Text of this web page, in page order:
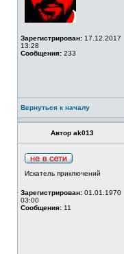
Зарегистрирован: 17.12.2017
13:28
Сообщения: 233
Вернуться к началу
Автор ak013
Искатель приключений
Зарегистрирован: 01.01.1970
03:00
Сообщения: 11